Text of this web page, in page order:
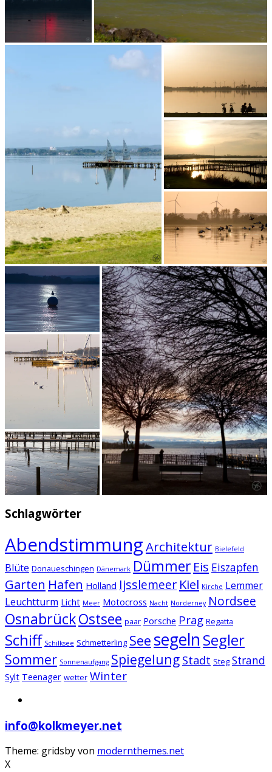
Schlagwörter
AbendstimmungArchitektur Bielefeld
Blüte Donaueschingen Dänemark Dümmer Eis Eiszapfen
Garten Hafen Holland Ijsslemeer Kiel Kirche Lemmer
Leuchtturm Licht Meer Motocross Nacht Norderney Nordsee
OsnabrückOstsee paar Porsche Prag Regatta
Schiff Schilksee Schmetterling See segeln Segler
Sommer Sonnenaufgang Spiegelung Stadt Steg Strand
Sylt Teenager wetter Winter
info@kolkmeyer.net
Theme: gridsby von modernthemes.net
X